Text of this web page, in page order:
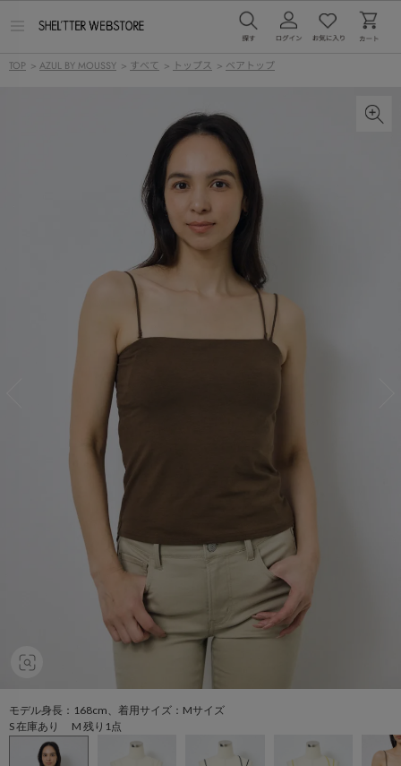
ー
TOP > AZUL BY MOUSSY > すべて > トップス > ベアトップ
モデル身長：168cm、着用サイズ：Mサイズ
S 在庫あり M 残り1点